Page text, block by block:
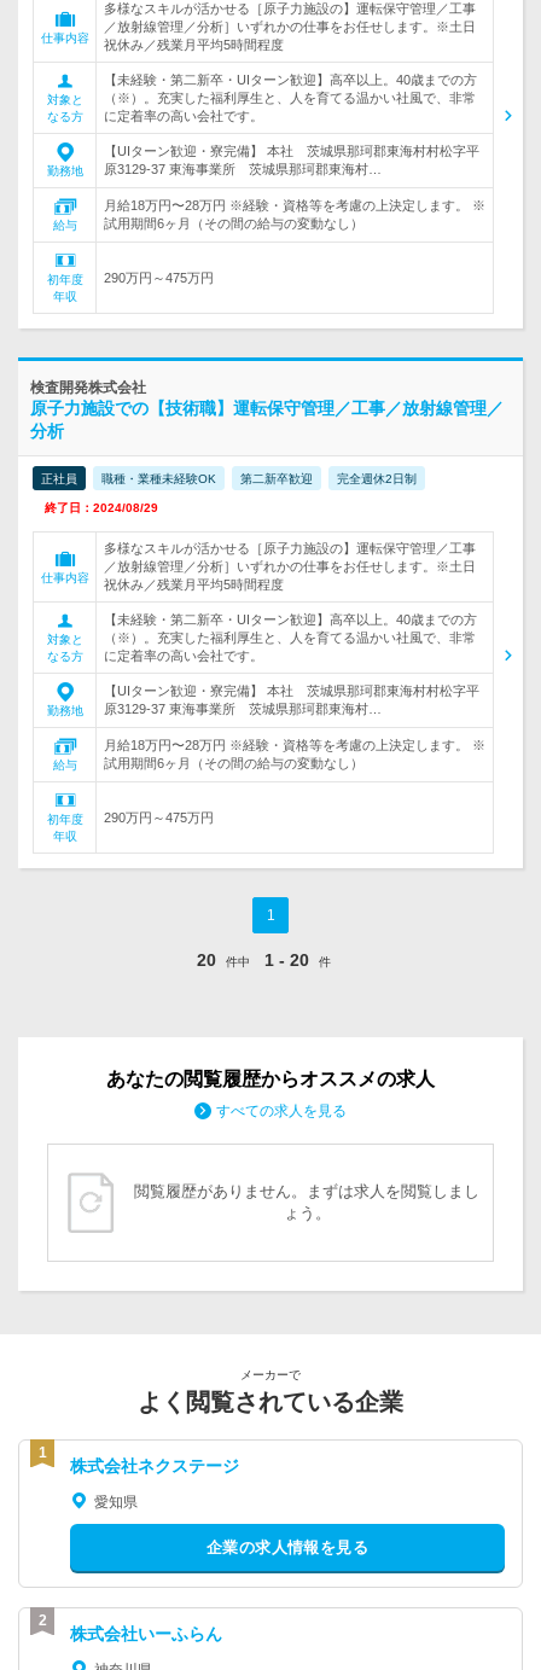
仕事内容
多様なスキルが活かせる［原子力施設の】運転保守管理／工事
／放射線管理／分析］いずれかの仕事をお任せします。※土日
祝休み／残業月平均5時間程度
対象と
なる方
【未経験・第二新卒・UIターン歓迎】高卒以上。40歳までの方
（※）。充実した福利厚生と、人を育てる温かい社風で、非常
に定着率の高い会社です。
勤務地
【UIターン歓迎・寮完備】 本社 茨城県那珂郡東海村村松字平
原3129-37 東海事業所 茨城県那珂郡東海村…
給与
月給18万円〜28万円 ※経験・資格等を考慮の上決定します。 ※
試用期間6ヶ月（その間の給与の変動なし）
初年度
年収
290万円～475万円
検査開発株式会社
原子力施設での【技術職】運転保守管理／工事／放射線管理／
分析
正社員 職種・業種未経験OK 第二新卒歓迎 完全週休2日制
終了日：2024/08/29
仕事内容
多様なスキルが活かせる［原子力施設の】運転保守管理／工事
／放射線管理／分析］いずれかの仕事をお任せします。※土日
祝休み／残業月平均5時間程度
対象と
なる方
【未経験・第二新卒・UIターン歓迎】高卒以上。40歳までの方
（※）。充実した福利厚生と、人を育てる温かい社風で、非常
に定着率の高い会社です。
勤務地
【UIターン歓迎・寮完備】 本社 茨城県那珂郡東海村村松字平
原3129-37 東海事業所 茨城県那珂郡東海村…
給与
月給18万円〜28万円 ※経験・資格等を考慮の上決定します。 ※
試用期間6ヶ月（その間の給与の変動なし）
初年度
年収
290万円～475万円
1
20 件中 1 - 20 件
あなたの閲覧履歴からオススメの求人
すべての求人を見る
閲覧履歴がありません。まずは求人を閲覧しまし
ょう。
メーカーで
よく閲覧されている企業
株式会社ネクステージ
愛知県
企業の求人情報を見る
株式会社いーふらん